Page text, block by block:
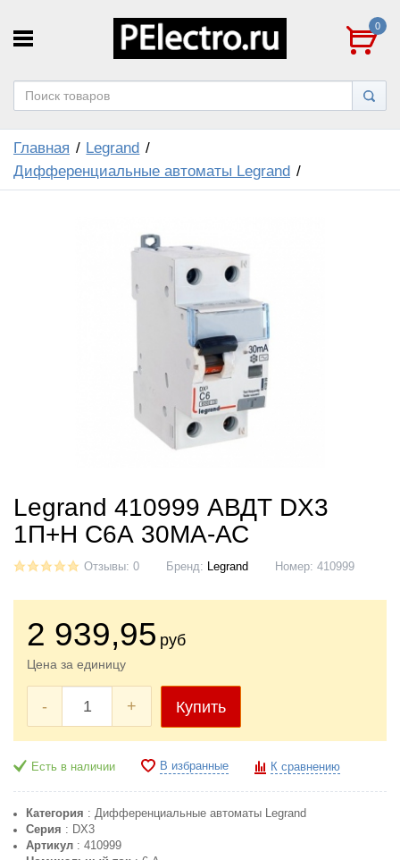
0
Главная
Legrand
Дифференциальные автоматы Legrand
Legrand 410999 АВДТ DX3
1П+Н С6А 30МА-АС
Отзывы: 0 Бренд: Legrand Номер: 410999
2 939,95 руб
Цена за единицу
- + Купить
Есть в наличии В избранные К сравнению
Категория : Дифференциальные автоматы Legrand
Серия : DX3
Артикул: 410999